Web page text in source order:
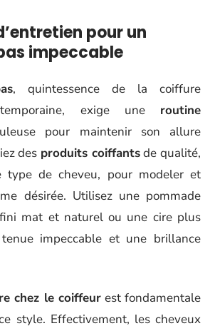
pour un
impeccable
, quintessence de la coiffure
exige une routine
pour maintenir son allure
des produits coiffantsde qualité,
type de cheveu, pour modeler et
désirée. Utilisez une pommade
mat et naturel ou une cire plus
impeccable et une brillance
chez le coiffeurest fondamentale
style. Effectivement, les cheveux